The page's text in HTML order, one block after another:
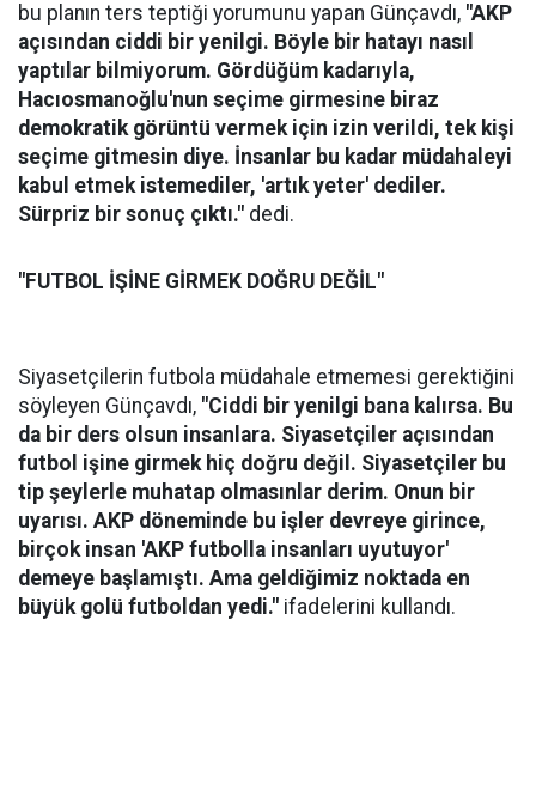
bu planın ters teptiği yorumunu yapan Günçavdı, "AKP
açısından ciddi bir yenilgi. Böyle bir hatayı nasıl
yaptılar bilmiyorum. Gördüğüm kadarıyla,
Hacıosmanoğlu'nun seçime girmesine biraz
demokratik görüntü vermek için izin verildi, tek kişi
seçime gitmesin diye. İnsanlar bu kadar müdahaleyi
kabul etmek istemediler, 'artık yeter' dediler.
Sürpriz bir sonuç çıktı." dedi.
"FUTBOL İŞİNE GİRMEK DOĞRU DEĞİL"
Siyasetçilerin futbola müdahale etmemesi gerektiğini
söyleyen Günçavdı, "Ciddi bir yenilgi bana kalırsa. Bu
da bir ders olsun insanlara. Siyasetçiler açısından
futbol işine girmek hiç doğru değil. Siyasetçiler bu
tip şeylerle muhatap olmasınlar derim. Onun bir
uyarısı. AKP döneminde bu işler devreye girince,
birçok insan 'AKP futbolla insanları uyutuyor'
demeye başlamıştı. Ama geldiğimiz noktada en
büyük golü futboldan yedi." ifadelerini kullandı.